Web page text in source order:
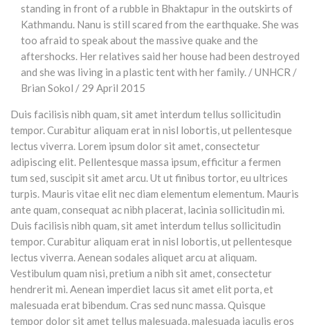
Duis facilisis nibh quam, sit amet interdum tellus sollicitudin
tempor. Curabitur aliquam erat in nisl lobortis, ut pellentesque
lectus viverra. Lorem ipsum dolor sit amet, consectetur
adipiscing elit. Pellentesque massa ipsum, efficitur a fermen
tum sed, suscipit sit amet arcu. Ut ut finibus tortor, eu ultrices
turpis. Mauris vitae elit nec diam elementum elementum. Mauris
ante quam, consequat ac nibh placerat, lacinia sollicitudin mi.
Duis facilisis nibh quam, sit amet interdum tellus sollicitudin
tempor. Curabitur aliquam erat in nisl lobortis, ut pellentesque
lectus viverra. Aenean sodales aliquet arcu at aliquam.
Vestibulum quam nisi, pretium a nibh sit amet, consectetur
hendrerit mi. Aenean imperdiet lacus sit amet elit porta, et
malesuada erat bibendum. Cras sed nunc massa. Quisque
tempor dolor sit amet tellus malesuada, malesuada iaculis eros